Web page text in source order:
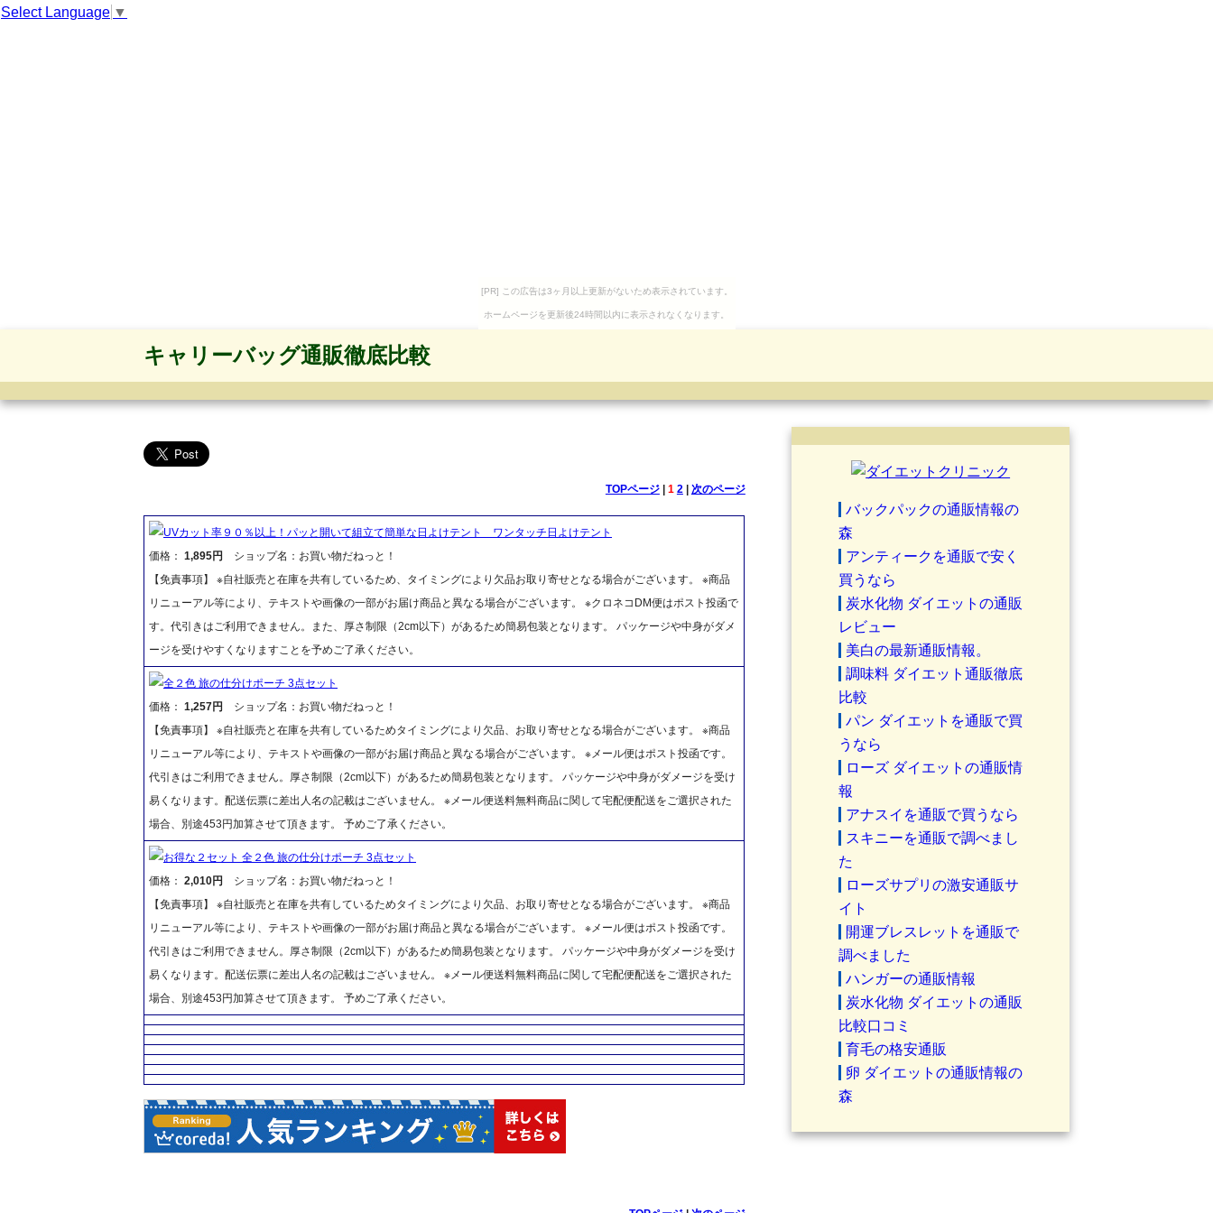
Select Language ▼
[PR] この広告は3ヶ月以上更新がないため表示されています。
ホームページを更新後24時間以内に表示されなくなります。
キャリーバッグ通販徹底比較
TOPページ| 1 2| 次のページ
UVカット率９０％以上！パッと開いて組立て簡単な日よけテント ワンタッチ日よけテント
価格： 1,895円
ショップ名：お買い物だねっと！
【免責事項】 ※自社販売と在庫を共有しているため、タイミングにより欠品お取り寄せとなる場合がございます。 ※商品
リニューアル等により、テキストや画像の一部がお届け商品と異なる場合がございます。 ※クロネコDM便はポスト投函で
す。代引きはご利用できません。また、厚さ制限（2cm以下）があるため簡易包装となります。 パッケージや中身がダメ
ージを受けやすくなりますことを予めご了承ください。
全２色 旅の仕分けポーチ 3点セット
価格： 1,257円
ショップ名：お買い物だねっと！
【免責事項】 ※自社販売と在庫を共有しているためタイミングにより欠品、お取り寄せとなる場合がございます。 ※商品
リニューアル等により、テキストや画像の一部がお届け商品と異なる場合がございます。 ※メール便はポスト投函です。
代引きはご利用できません。厚さ制限（2cm以下）があるため簡易包装となります。 パッケージや中身がダメージを受け
易くなります。配送伝票に差出人名の記載はございません。 ※メール便送料無料商品に関して宅配便配送をご選択された
場合、別途453円加算させて頂きます。 予めご了承ください。
お得な２セット 全２色 旅の仕分けポーチ 3点セット
価格： 2,010円
ショップ名：お買い物だねっと！
【免責事項】 ※自社販売と在庫を共有しているためタイミングにより欠品、お取り寄せとなる場合がございます。 ※商品
リニューアル等により、テキストや画像の一部がお届け商品と異なる場合がございます。 ※メール便はポスト投函です。
代引きはご利用できません。厚さ制限（2cm以下）があるため簡易包装となります。 パッケージや中身がダメージを受け
易くなります。配送伝票に差出人名の記載はございません。 ※メール便送料無料商品に関して宅配便配送をご選択された
場合、別途453円加算させて頂きます。 予めご了承ください。
バックパックの通販情報の
森
アンティークを通販で安く
買うなら
炭水化物 ダイエットの通販
レビュー
美白の最新通販情報。
調味料 ダイエット通販徹底
比較
パン ダイエットを通販で買
うなら
ローズ ダイエットの通販情
報
アナスイを通販で買うなら
スキニーを通販で調べまし
た
ローズサプリの激安通販サ
イト
開運ブレスレットを通販で
調べました
ハンガーの通販情報
炭水化物 ダイエットの通販
比較口コミ
育毛の格安通販
卵 ダイエットの通販情報の
森